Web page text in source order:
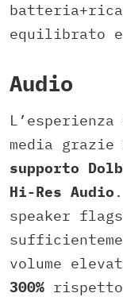
equilibrato
Audio
media
supporto
Hi-Res Audio
speaker
volume
300% rispetto